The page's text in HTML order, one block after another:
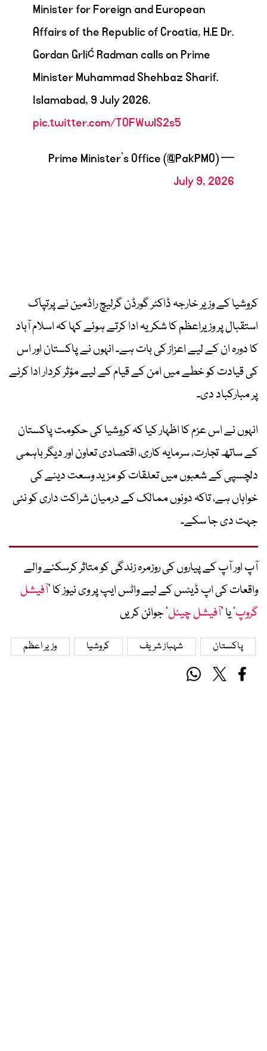
Minister for Foreign and European
Affairs of the Republic of Croatia, H.E Dr.
Gordan Grlić Radman calls on Prime
Minister Muhammad Shehbaz Sharif.
Islamabad, 9 July 2026.
pic.twitter.com/TOFWwlS2s5
— Prime Minister's Office (@PakPMO)
July 9, 2026
کروشیا کے وزیر خارجہ ڈاکٹر گورڈن گرلیچ راڈمین نے پرتپاک
استقبال پر وزیراعظم کا شکریہ ادا کرتے ہوئے کہا کہ اسلام آباد
کا دورہ ان کے لیے اعزاز کی بات ہے۔ انہوں نے پاکستان اور اس
کی قیادت کو خطے میں امن کے قیام کے لیے مؤثر کردار ادا کرنے
پر مبارکباد دی۔
انہوں نے اس عزم کا اظہار کیا کہ کروشیا کی حکومت پاکستان
کے ساتھ تجارت، سرمایہ کاری، اقتصادی تعاون اور دیگر باہمی
دلچسپی کے شعبوں میں تعلقات کو مزید وسعت دینے کی
خواہاں ہے، تاکہ دونوں ممالک کے درمیان شراکت داری کو نئی
جہت دی جا سکے۔
آپ اور آپ کے پیاروں کی روزمرہ زندگی کو متاثر کرسکنے والے
واقعات کی اپ ڈیٹس کے لیے واٹس ایپ پر وی نیوز کا ’آفیشل
گروپ‘ یا ’آفیشل چینل‘ جوائن کریں
پاکستان شہباز شریف کروشیا وزیر اعظم